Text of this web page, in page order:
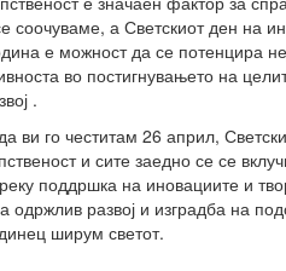
соочуваме, а Светскиот ден на
е можност да се потенцира
во постигнувањето на
.
ви го честитам 26 април,
и сите заедно се се
поддршка на иновациите и
одржлив развој и изградба на
ширум светот.